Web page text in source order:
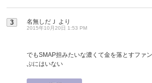
3 名無しだＪ より
2015年10月20日 1:53 PM
でもSMAP担みたいな濃くて金を落とすファ
ぷにはいない